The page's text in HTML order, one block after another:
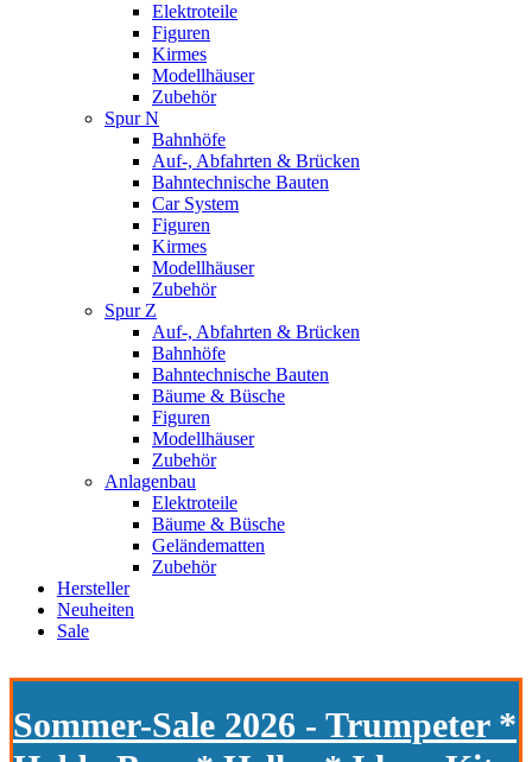
Elektroteile
Figuren
Kirmes
Modellhäuser
Zubehör
Spur N
Bahnhöfe
Auf-, Abfahrten & Brücken
Bahntechnische Bauten
Car System
Figuren
Kirmes
Modellhäuser
Zubehör
Spur Z
Auf-, Abfahrten & Brücken
Bahnhöfe
Bahntechnische Bauten
Bäume & Büsche
Figuren
Modellhäuser
Zubehör
Anlagenbau
Elektroteile
Bäume & Büsche
Geländematten
Zubehör
Hersteller
Neuheiten
Sale
Sommer-Sale 2026 - Trumpeter *